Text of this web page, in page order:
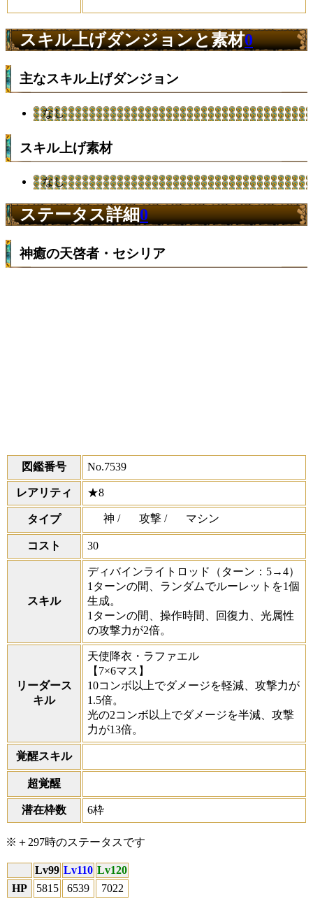
スキル上げダンジョンと素材0
主なスキル上げダンジョン
なし
スキル上げ素材
なし
ステータス詳細0
神癒の天啓者・セシリア
図鑑番号 No.7539
レアリティ ★8
タイプ 神 / 攻撃 / マシン
コスト 30
スキル
ディバインライトロッド
（ターン：5→4）
1ターンの間、ランダムでルーレットを1個
生成。
1ターンの間、操作時間、回復力、光属性
の攻撃力が2倍。
リーダース
キル
天使降衣・ラファエル
【7×6マス】
10コンボ以上でダメージを軽減、攻撃力が
1.5倍。
光の2コンボ以上でダメージを半減、攻撃
力が13倍。
覚醒スキル
超覚醒
潜在枠数 6枠
※＋297時のステータスです
Lv99 Lv110 Lv120
HP
5815 6539 7022